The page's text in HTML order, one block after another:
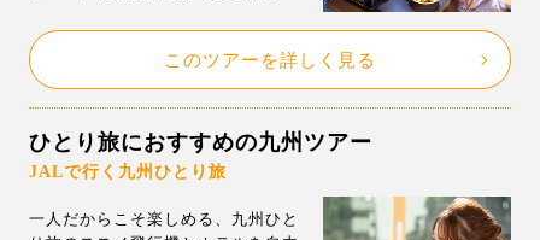
たプランや、各県の人気スポットを
めぐるコースなど、選べる内容がと
にかく豊富！もちろん、有名温泉地
の旅館に泊まれるプランもあるの
で、癒し時間もしっかり確保◎きっ
とあなたにぴったりの九州旅が見つ
かりますよ。
このツアーを詳しく見る
ひとり旅におすすめの九州ツアー
JALで行く九州ひとり旅
一人だからこそ楽しめる、九州ひと